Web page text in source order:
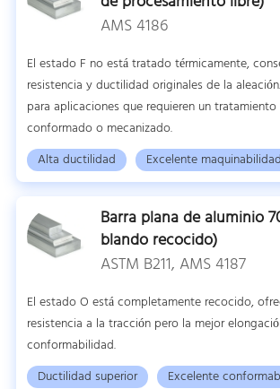
AMS 4186
El estado F no está tratado térmicamente,
resistencia y ductilidad originales de la
para aplicaciones que requieren un
conformado o mecanizado.
Alta ductilidad
Excelente maquinabilidad
Barra plana de aluminio
blando recocido)
ASTM B211, AMS 4187
El estado O está completamente recocido,
resistencia a la tracción pero la mejor
conformabilidad.
Ductilidad superior
Excelente